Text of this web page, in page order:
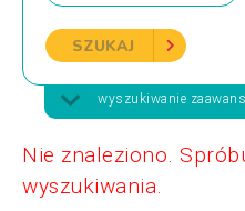
SZUKAJ
wyszukiwanie
Nie znaleziono.
wyszukiwania.